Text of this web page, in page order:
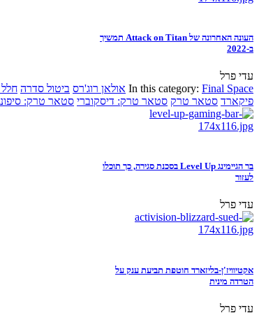
העונה האחרונה של Attack on Titan תמשיך
ב-2022
עדי פרל
In this category: Final Space אולאן רוג'רס ביטול סדרה חלל
פיקארד סטאר טרק סטאר טרק: דיסקוברי סטאר טרק:
בר הגיימינג Level Up בסכנת סגירה, כך תוכלו
לעזור
עדי פרל
אקטיוויז'ן-בליזארד חוטפת תביעת ענק על
הטרדה מינית
עדי פרל